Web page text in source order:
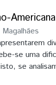
Americana
se uma
se
em